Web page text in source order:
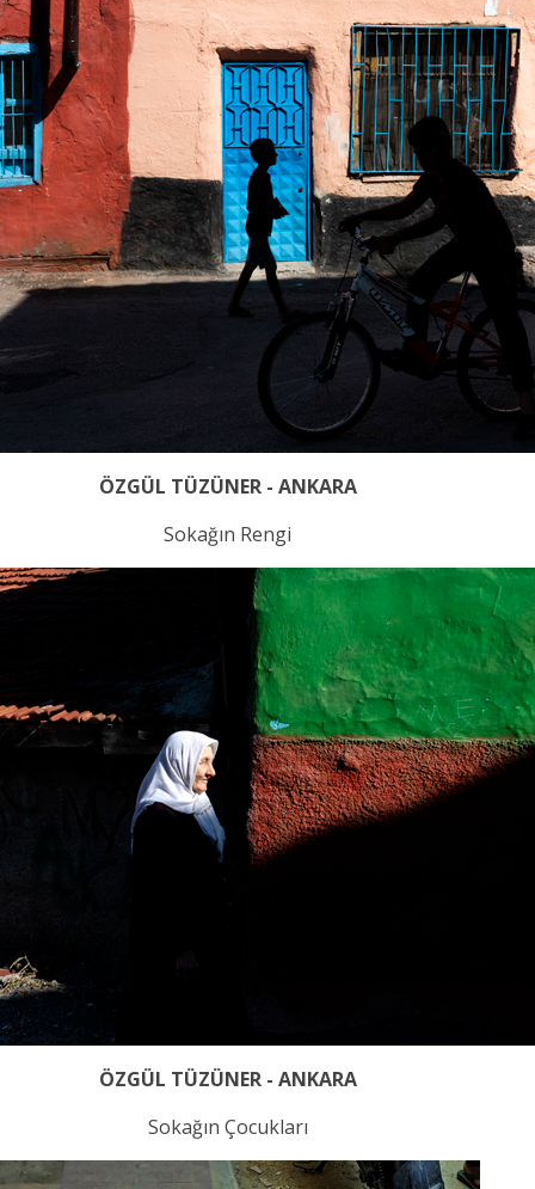
ÖZGÜL TÜZÜNER - ANKARA
Sokağın Rengi
ÖZGÜL TÜZÜNER - ANKARA
Sokağın Çocukları